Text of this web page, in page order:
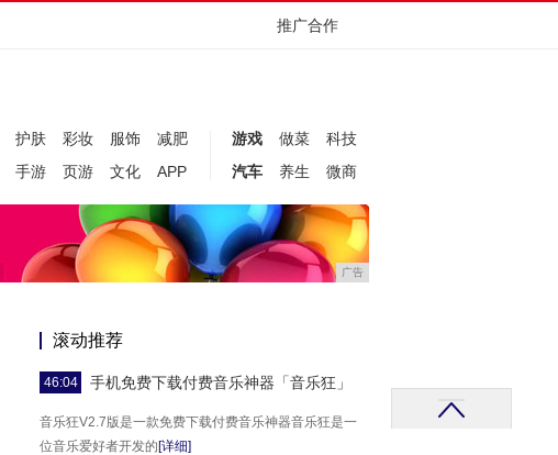
推广合作
护肤 彩妆 服饰
减肥
手游 页游 文化 APP
游戏 做菜
科技
汽车
养生 微商
广告
滚动推荐
46:04 手机免费下载付费音乐神器「音乐狂」
音乐狂V2.7版是一款免费下载付费音乐神器音乐狂是一
位音乐爱好者开发的 [详细]